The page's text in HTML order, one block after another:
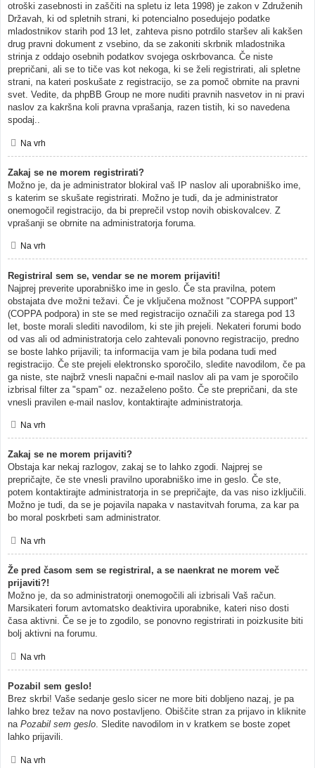
otroški zasebnosti in zaščiti na spletu iz leta 1998) je zakon v Združenih
Državah, ki od spletnih strani, ki potencialno posedujejo podatke
mladostnikov starih pod 13 let, zahteva pisno potrdilo staršev ali kakšen
drug pravni dokument z vsebino, da se zakoniti skrbnik mladostnika
strinja z oddajo osebnih podatkov svojega oskrbovanca. Če niste
prepričani, ali se to tiče vas kot nekoga, ki se želi registrirati, ali spletne
strani, na kateri poskušate z registracijo, se za pomoč obrnite na pravni
svet. Vedite, da phpBB Group ne more nuditi pravnih nasvetov in ni pravi
naslov za kakršna koli pravna vprašanja, razen tistih, ki so navedena
spodaj..
Na vrh
Zakaj se ne morem registrirati?
Možno je, da je administrator blokiral vaš IP naslov ali uporabniško ime,
s katerim se skušate registrirati. Možno je tudi, da je administrator
onemogočil registracijo, da bi preprečil vstop novih obiskovalcev. Z
vprašanji se obrnite na administratorja foruma.
Na vrh
Registriral sem se, vendar se ne morem prijaviti!
Najprej preverite uporabniško ime in geslo. Če sta pravilna, potem
obstajata dve možni težavi. Če je vključena možnost "COPPA support"
(COPPA podpora) in ste se med registracijo označili za starega pod 13
let, boste morali slediti navodilom, ki ste jih prejeli. Nekateri forumi bodo
od vas ali od administratorja celo zahtevali ponovno registracijo, predno
se boste lahko prijavili; ta informacija vam je bila podana tudi med
registracijo. Če ste prejeli elektronsko sporočilo, sledite navodilom, če pa
ga niste, ste najbrž vnesli napačni e-mail naslov ali pa vam je sporočilo
izbrisal filter za "spam" oz. nezaželeno pošto. Če ste prepričani, da ste
vnesli pravilen e-mail naslov, kontaktirajte administratorja.
Na vrh
Zakaj se ne morem prijaviti?
Obstaja kar nekaj razlogov, zakaj se to lahko zgodi. Najprej se
prepričajte, če ste vnesli pravilno uporabniško ime in geslo. Če ste,
potem kontaktirajte administratorja in se prepričajte, da vas niso izključili.
Možno je tudi, da se je pojavila napaka v nastavitvah foruma, za kar pa
bo moral poskrbeti sam administrator.
Na vrh
Že pred časom sem se registriral, a se naenkrat ne morem več
prijaviti?!
Možno je, da so administratorji onemogočili ali izbrisali Vaš račun.
Marsikateri forum avtomatsko deaktivira uporabnike, kateri niso dosti
časa aktivni. Če se je to zgodilo, se ponovno registrirati in poizkusite biti
bolj aktivni na forumu.
Na vrh
Pozabil sem geslo!
Brez skrbi! Vaše sedanje geslo sicer ne more biti dobljeno nazaj, je pa
lahko brez težav na novo postavljeno. Obiščite stran za prijavo in kliknite
na Pozabil sem geslo. Sledite navodilom in v kratkem se boste zopet
lahko prijavili.
Na vrh